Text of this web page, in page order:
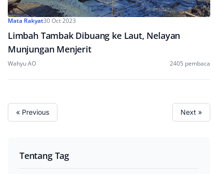
Mata Rakyat30 Oct 2023
Limbah Tambak Dibuang ke Laut, Nelayan
Munjungan Menjerit
Wahyu AO 2405 pembaca
« Previous Next »
Tentang Tag